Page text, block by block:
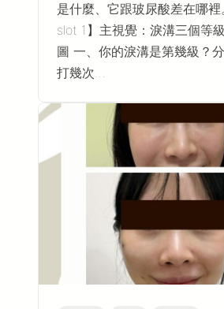
是什麼、它跟玻尿酸差在哪
slot 1】主視覺：淚溝三個等
圖 一、你的淚溝是第幾級？
打幾次…